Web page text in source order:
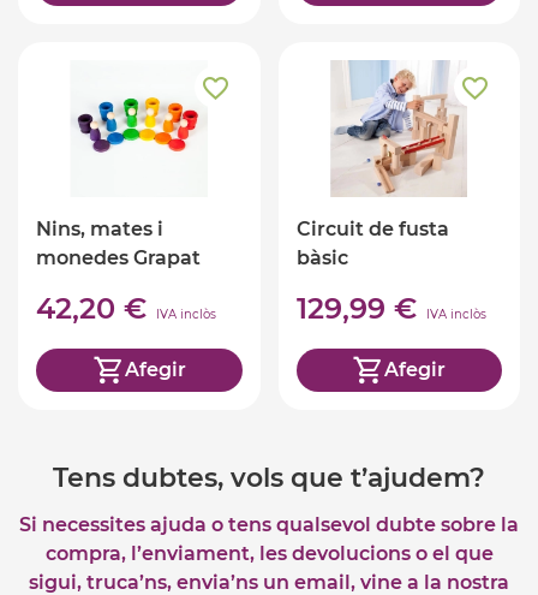
Nins, mates i
monedes Grapat
42,20 € IVA inclòs
Afegir
Circuit de fusta
bàsic
129,99 € IVA inclòs
Afegir
Tens dubtes, vols que t’ajudem?
Si necessites ajuda o tens qualsevol dubte sobre la
compra, l’enviament, les devolucions o el que
sigui, truca’ns, envia’ns un email, vine a la nostra